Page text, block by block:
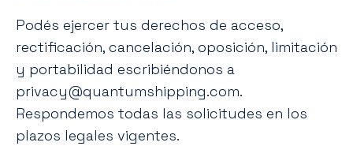
Podés ejercer tus derechos de acceso,
rectificación, cancelación, oposición, limitación
y portabilidad escribiéndonos a
privacy@quantumshipping.com.
Respondemos todas las solicitudes en los
plazos legales vigentes.